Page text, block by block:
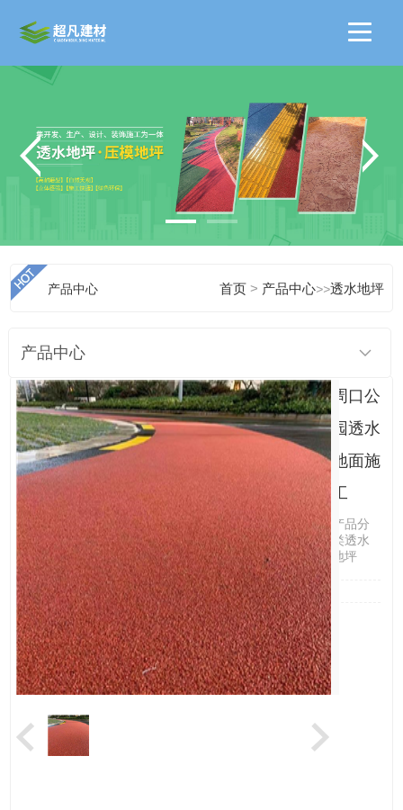
产品中心 首页 > 产品中心>>透水地坪
产品中心
周口公
园透水
地面施
工
产品分
类透水
地坪